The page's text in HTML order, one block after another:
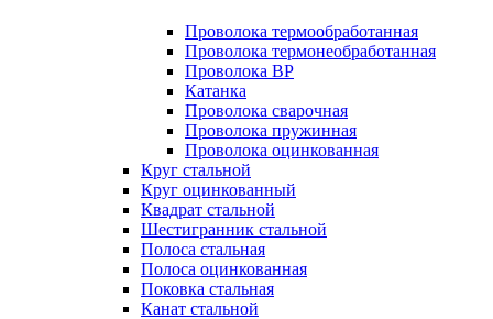
Проволока термообработанная
Проволока термонеобработанная
Проволока ВР
Катанка
Проволока сварочная
Проволока пружинная
Проволока оцинкованная
Круг стальной
Круг оцинкованный
Квадрат стальной
Шестигранник стальной
Полоса стальная
Полоса оцинкованная
Поковка стальная
Канат стальной